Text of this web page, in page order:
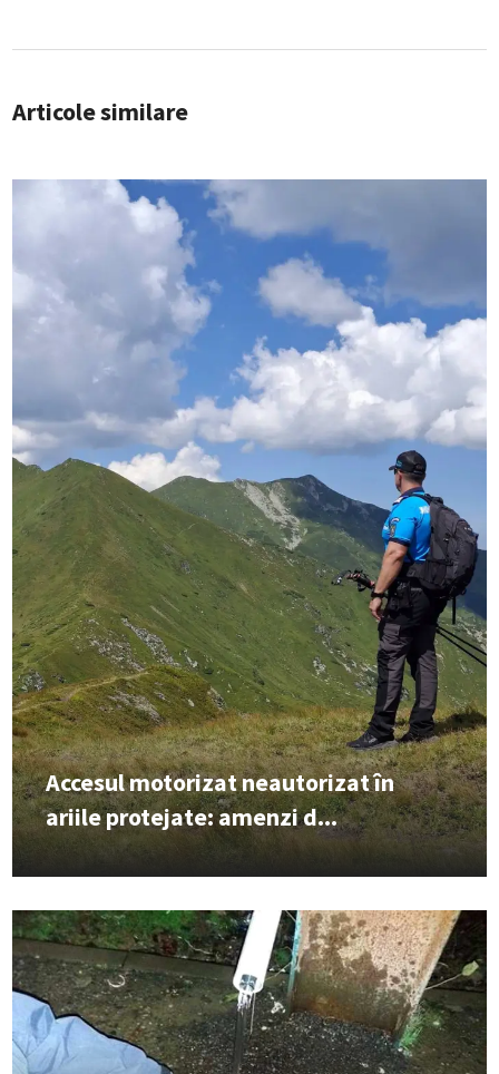
Articole similare
Accesul motorizat neautorizat în
ariile protejate: amenzi d...